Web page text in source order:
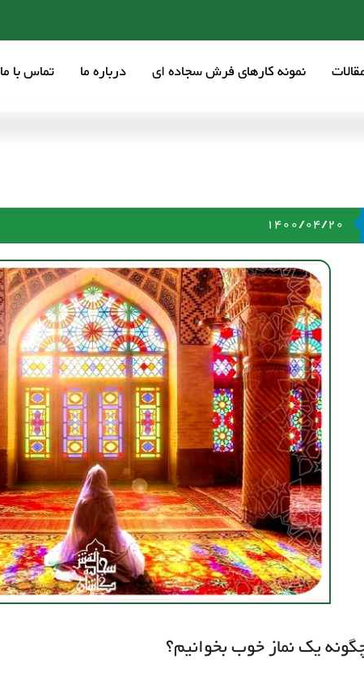
نمونه کارهای فرش سجاده ای درباره ما تماس با ما
1400/04/20
یک نماز خوب بخوانیم؟